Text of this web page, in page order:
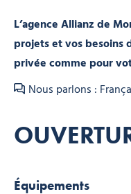
L’agence Allianz de
projets et vos besoins
privée comme pour
Nous parlons :
Équipements